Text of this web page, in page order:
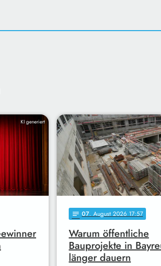
KI generiert
notes 07. August 2026 17:57
Warum öffentliche
Bauprojekte in
länger dauern